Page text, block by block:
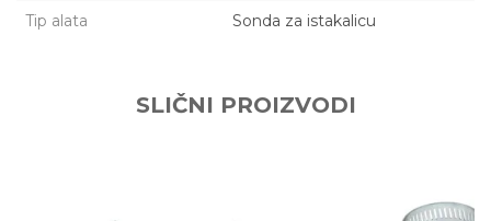
Tip alata Sonda za istakalicu
SLIČNI PROIZVODI